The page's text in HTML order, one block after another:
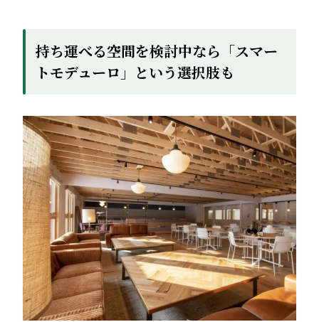
持ち運べる空間を検討中なら「スマー
トモデューロ」という選択肢も